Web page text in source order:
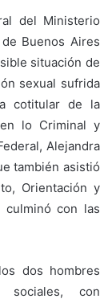
del Ministerio
Buenos Aires
situación de
sexual sufrida
cotitular de la
lo Criminal y
Alejandra
también asistió
Orientación y
culminó con las
dos hombres
sociales, con